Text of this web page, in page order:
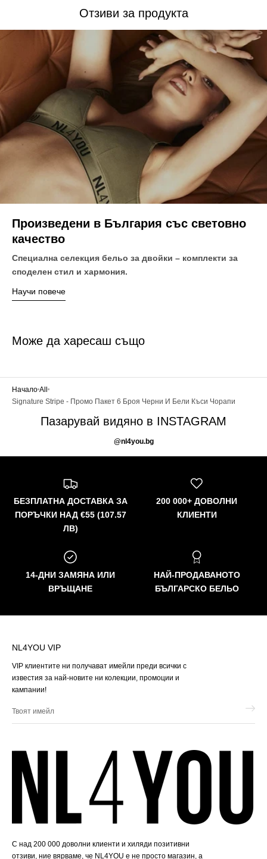
Отзиви за продукта
Произведени в България със световно
качество
Специална селекция бельо за двойки – комплекти за
споделен стил и хармония.
Научи повече
Може да харесаш също
Начало All
Signature Stripe - Промо Пакет 6 Броя Черни И Бели Къси Чорапи
Пазарувай видяно в INSTAGRAM
@nl4you.bg
БЕЗПЛАТНА ДОСТАВКА ЗА
ПОРЪЧКИ НАД €55 (107.57
ЛВ)
200 000+ ДОВОЛНИ
КЛИЕНТИ
14-ДНИ ЗАМЯНА ИЛИ
ВРЪЩАНЕ
НАЙ-ПРОДАВАНОТО
БЪЛГАРСКО БЕЛЬО
С над 200 000 доволни клиенти и хиляди позитивни
отзиви, ние вярваме, че NL4YOU е не просто магазин, а
NL4YOU VIP
VIP клиентите ни получават имейли преди всички с
известия за най-новите ни колекции, промоции и
кампании!
Твоят
имейл